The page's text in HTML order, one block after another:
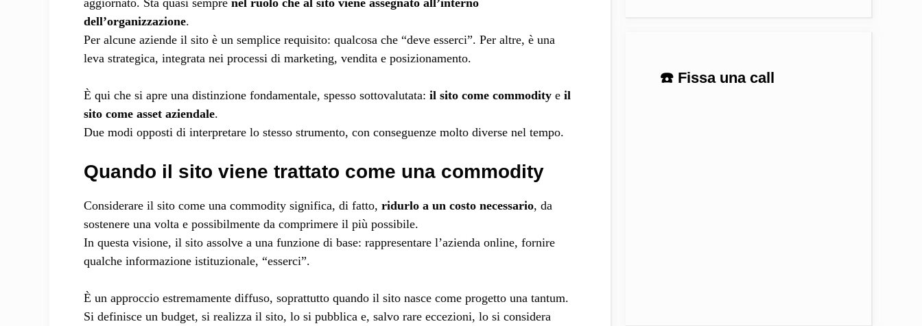
aggiornato. Sta quasi sempre nel ruolo che al sito viene assegnato all’interno
dell’organizzazione.
Per alcune aziende il sito è un semplice requisito: qualcosa che “deve esserci”. Per altre, è una
leva strategica, integrata nei processi di marketing, vendita e posizionamento.
È qui che si apre una distinzione fondamentale, spesso sottovalutata: il sito come commodity e il
sito come asset aziendale.
Due modi opposti di interpretare lo stesso strumento, con conseguenze molto diverse nel tempo.
Quando il sito viene trattato come una commodity
Considerare il sito come una commodity significa, di fatto, ridurlo a un costo necessario, da
sostenere una volta e possibilmente da comprimere il più possibile.
In questa visione, il sito assolve a una funzione di base: rappresentare l’azienda online, fornire
qualche informazione istituzionale, “esserci”.
È un approccio estremamente diffuso, soprattutto quando il sito nasce come progetto una tantum.
Si definisce un budget, si realizza il sito, lo si pubblica e, salvo rare eccezioni, lo si considera
☎️ Fissa una call